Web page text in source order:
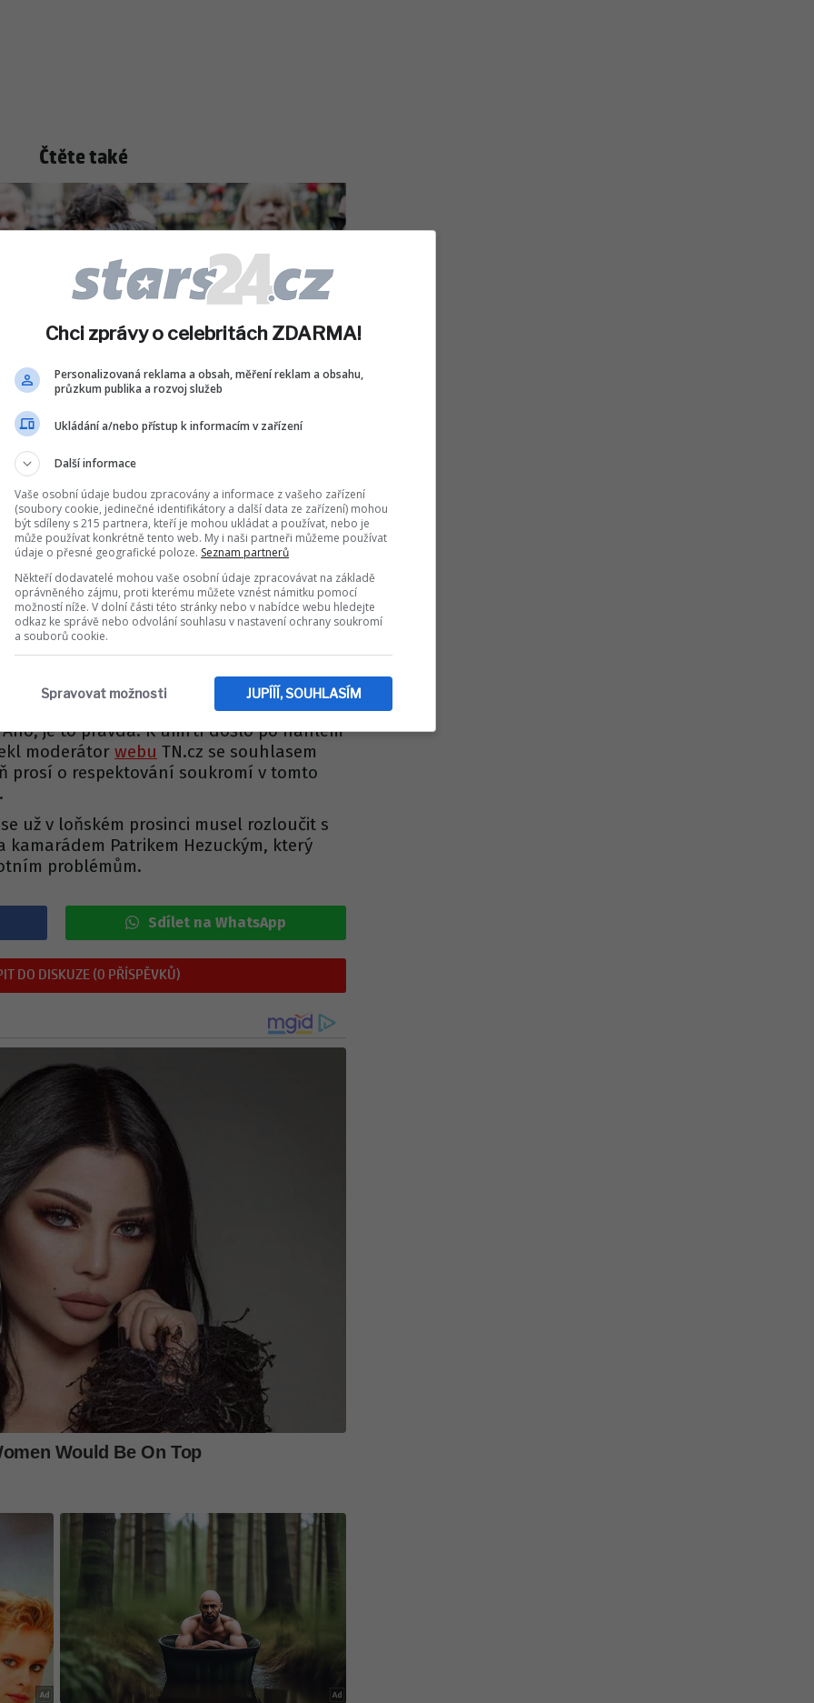
Čtěte také
ČESKÉ CELEBRITY
Niklová, asistentka
Zasahovala policie
záchranná služba. "V sobotu jsme od
hlášení o osobě bez známek života.
na místo tedy vyrazil koroner," sdělila
Poštová.
televizi Nova, kde bude moderovat
je to pravda. K úmrtí došlo po náhlém
moderátor webu TN.cz se souhlasem
prosí o respektování soukromí v tomto
už v loňském prosinci musel rozloučit s
Patrikem Hezuckým, který
problémům.
Sdílet na WhatsApp
DO DISKUZE (0 PŘÍSPĚVKŮ)
Chci zprávy o celebritách ZDARMA!
Personalizovaná reklama a obsah, měření reklam a obsahu,
průzkum publika a rozvoj služeb
Ukládání a/nebo přístup k informacím v zařízení
Další informace
Vaše osobní údaje budou zpracovány a informace z vašeho zařízení
(soubory cookie, jedinečné identifikátory a další data ze zařízení) mohou
být sdíleny s 215 partnera, kteří je mohou ukládat a používat, nebo je
může používat konkrétně tento web. My i naši partneři můžeme používat
údaje o přesné geografické poloze. Seznam partnerů
Někteří dodavatelé mohou vaše osobní údaje zpracovávat na základě
oprávněného zájmu, proti kterému můžete vznést námitku pomocí
možností níže. V dolní části této stránky nebo v nabídce webu hledejte
odkaz ke správě nebo odvolání souhlasu v nastavení ochrany soukromí
a souborů cookie.
JUPÍÍÍ, SOUHLASÍM
Spravovat možnosti